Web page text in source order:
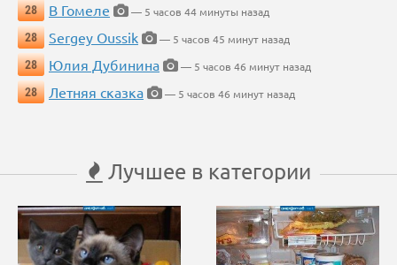
28
В Гомеле
— 5 часов 44 минуты назад
28
Sergey Oussik
— 5 часов 45 минут назад
28
Юлия Дубинина
— 5 часов 46 минут назад
28
Летняя сказка — 5 часов 46 минут назад
Лучшее в категории